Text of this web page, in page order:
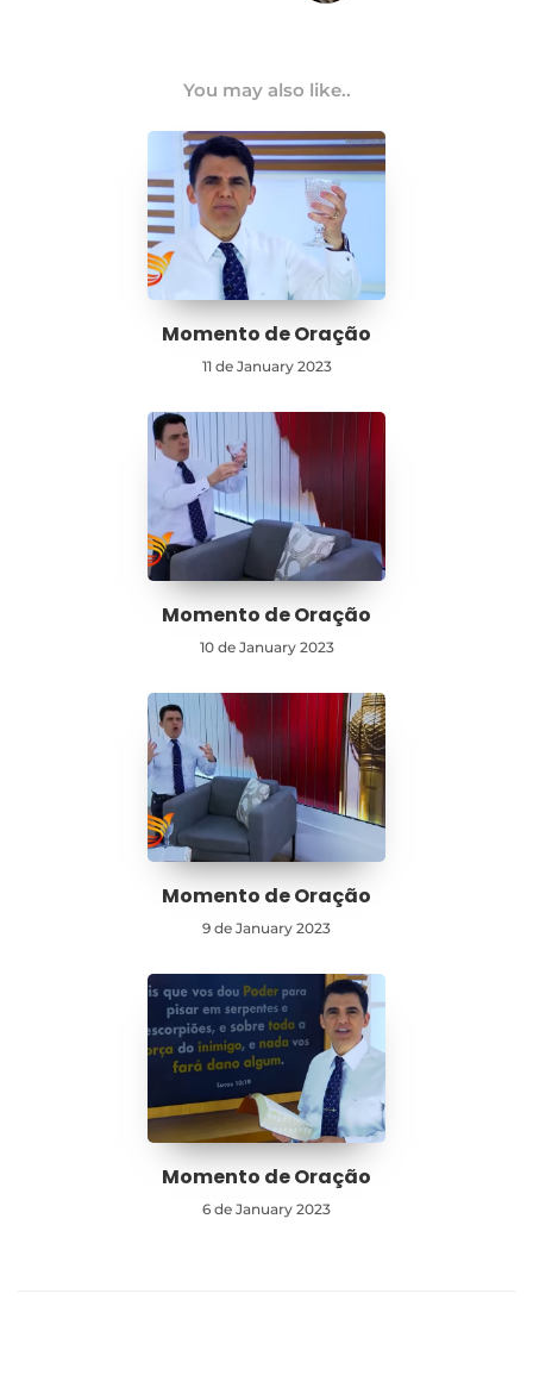
You may also like..
Momento de Oração
11 de January 2023
Momento de Oração
10 de January 2023
Momento de Oração
9 de January 2023
Momento de Oração
6 de January 2023